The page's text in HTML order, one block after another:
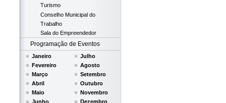
Turismo
Conselho Municipal do
Trabalho
Sala do Empreendedor
Programação de Eventos
Janeiro
Fevereiro
Março
Abril
Maio
Junho
Julho
Agosto
Setembro
Outubro
Novembro
Dezembro